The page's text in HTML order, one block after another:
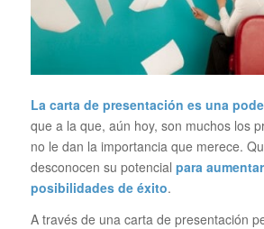
La carta de presentación es una
que a la que, aún hoy, son muchos los
no le dan la importancia que merece.
desconocen su potencial para
posibilidades de éxito.
A través de una carta de presentación